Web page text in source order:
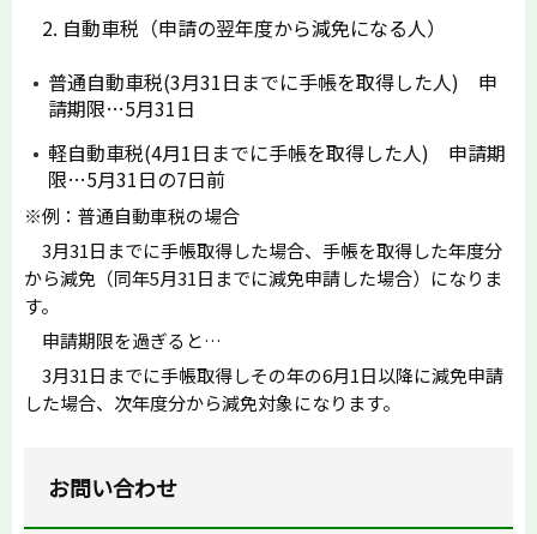
自動車税（申請の翌年度から減免になる人）
普通自動車税(3月31日までに手帳を取得した人) 申
請期限…5月31日
軽自動車税(4月1日までに手帳を取得した人) 申請期
限…5月31日の7日前
※例：普通自動車税の場合
3月31日までに手帳取得した場合、手帳を取得した年度分
から減免（同年5月31日までに減免申請した場合）になりま
す。
申請期限を過ぎると…
3月31日までに手帳取得しその年の6月1日以降に減免申請
した場合、次年度分から減免対象になります。
お問い合わせ